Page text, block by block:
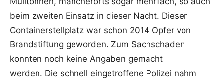
beim zweiten Einsatz in dieser Nacht. Dieser
Containerstellplatz war schon 2014 Opfer von
Brandstiftung geworden. Zum Sachschaden
konnten noch keine Angaben gemacht
werden. Die schnell eingetroffene Polizei nahm